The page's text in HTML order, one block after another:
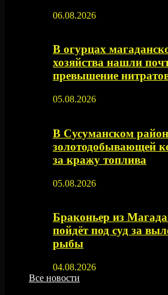
06.08.2026
В огурцах
хозяйства нашли
превышение
05.08.2026
В Сусуманском
золотодобывающей
за кражу топлива
05.08.2026
Браконьер из
пойдёт под суд за
рыбы
04.08.2026
Все новости